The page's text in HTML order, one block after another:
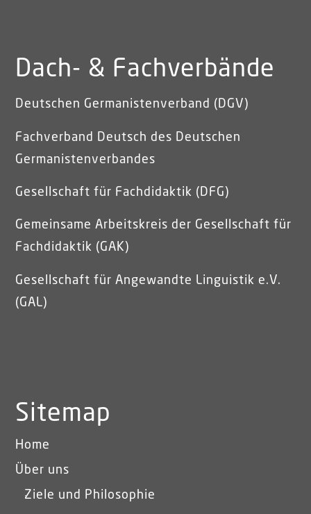
Dach- & Fachverbände
Deutschen Germanistenverband (DGV)
Fachverband Deutsch des Deutschen
Germanistenverbandes
Gesellschaft für Fachdidaktik (DFG)
Gemeinsame Arbeitskreis der Gesellschaft für
Fachdidaktik (GAK)
Gesellschaft für Angewandte Linguistik e.V.
(GAL)
Sitemap
Home
Über uns
Ziele und Philosophie